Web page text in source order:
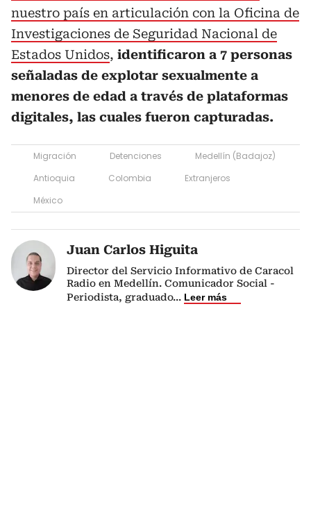
nuestro país en articulación con la Oficina de
Investigaciones de Seguridad Nacional de
Estados Unidos, identificaron a 7 personas
señaladas de explotar sexualmente a
menores de edad a través de plataformas
digitales, las cuales fueron capturadas.
Migración Detenciones
Medellín (Badajoz)
Antioquia
Colombia
Extranjeros
México
Juan Carlos Higuita
Director del Servicio Informativo de Caracol
Radio en Medellín. Comunicador Social -
Periodista, graduado... Leer más